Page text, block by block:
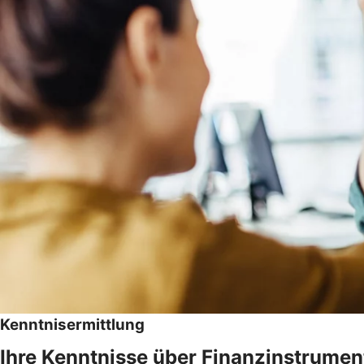
Kenntnisermittlung
Ihre Kenntnisse über